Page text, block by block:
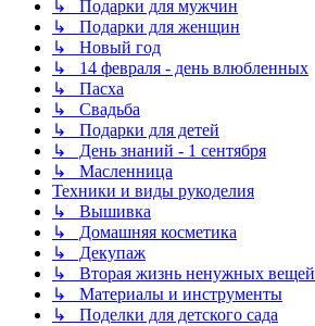
↳ Подарки для мужчин
↳ Подарки для женщин
↳ Новый год
↳ 14 февраля - день влюбленных
↳ Пасха
↳ Свадьба
↳ Подарки для детей
↳ День знаний - 1 сентября
↳ Масленница
Техники и виды рукоделия
↳ Вышивка
↳ Домашняя косметика
↳ Декупаж
↳ Вторая жизнь ненужных вещей
↳ Материалы и инструменты
↳ Поделки для детского сада